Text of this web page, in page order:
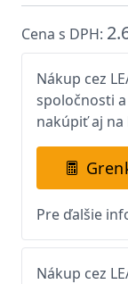
Cena s DPH:
Nákup cez
spoločnosti
nakúpiť aj na
Pre ďalšie
Nákup cez